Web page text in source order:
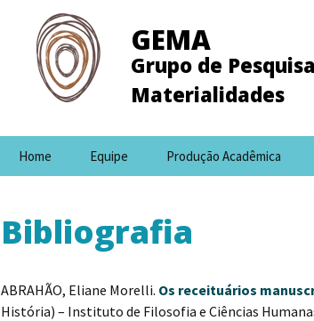
GEMA
Grupo de
Materialidades
Home Equipe Produção Acadêmica
Bibliografia
ABRAHÃO, Eliane Morelli. Os receituários
História) – Instituto de Filosofia e Ciências